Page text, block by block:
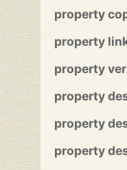
property
property
property
property
property
property